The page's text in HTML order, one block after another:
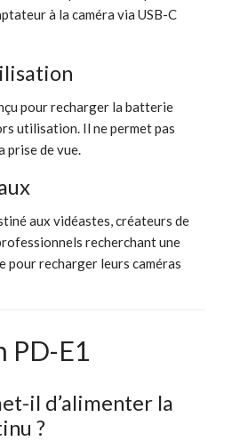
à la caméra via USB-C
pour recharger la batterie
utilisation. Il ne permet pas
prise de vue.
aux vidéastes, créateurs de
recherchant une
pour recharger leurs caméras
PD-E1
il d’alimenter la
?